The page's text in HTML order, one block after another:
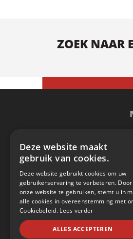
ZOEK NAAR
Deze website maakt
gebruik van cookies.
Deze website gebruikt cookies om uw
gebruikerservaring te verbeteren. Door
onze website te gebruiken, stemt u in
alle cookies in overeenstemming met
Cookiebeleid. Lees verder
ALLES ACCEPTEREN